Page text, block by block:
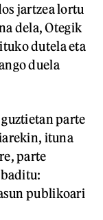
jartzea lortu
dela, Otegik
dutela eta
duela
parte
ituna
parte
publikoari